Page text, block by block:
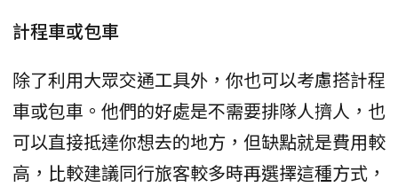
計程車或包車
除了利用大眾交通工具外，你也可以考慮搭計程
車或包車。他們的好處是不需要排隊人擠人，也
可以直接抵達你想去的地方，但缺點就是費用較
高，比較建議同行旅客較多時再選擇這種方式，